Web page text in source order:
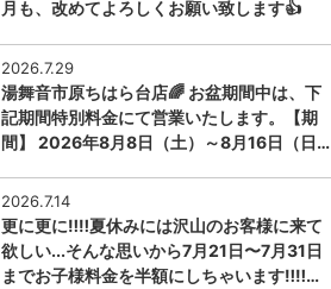
月も、改めてよろしくお願い致します👍
2026.7.29
湯舞音市原ちはら台店🌈 お盆期間中は、下
記期間特別料金にて営業いたします。【期
間】 2026年8月8日（土）～8月16日（日…
2026.7.14
更に更に‼️‼️夏休みには沢山のお客様に来て
欲しい...そんな思いから7月21日〜7月31日
までお子様料金を半額にしちゃいます‼︎‼︎…